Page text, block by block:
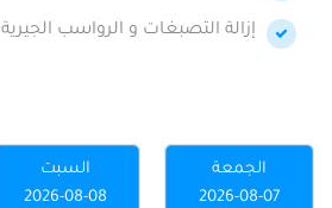
إزالة التصبغات و الرواسب الجيرية
الجمعة
2026-08-07
السبت
2026-08-08